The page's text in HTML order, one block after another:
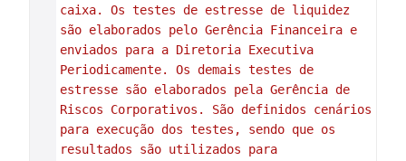
caixa. Os testes de estresse de liquidez
são elaborados pelo Gerência Financeira e
enviados para a Diretoria Executiva
Periodicamente. Os demais testes de
estresse são elaborados pela Gerência de
Riscos Corporativos. São definidos cenários
para execução dos testes, sendo que os
resultados são utilizados para